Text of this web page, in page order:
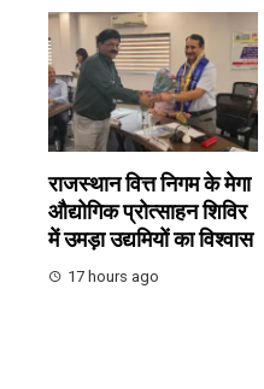
राजस्थान वित्त निगम के मेगा
औद्योगिक प्रोत्साहन शिविर
में उमड़ा उद्यमियों का विश्वास
17 hours ago